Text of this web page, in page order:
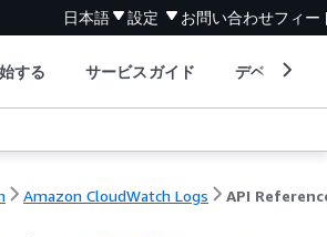
日本語 設定 お問い合わせフィー
する サービスガイド デベロッパ
Amazon CloudWatch Logs API